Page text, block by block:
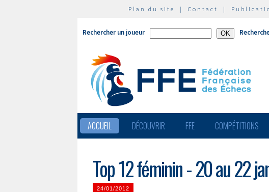
Plan du site | Contact |
Rechercher un joueur
ACCUEIL DÉCOUVRIR FFE COMPÉTITIONS
Top 12 féminin - 20 au 22
24/01/2012